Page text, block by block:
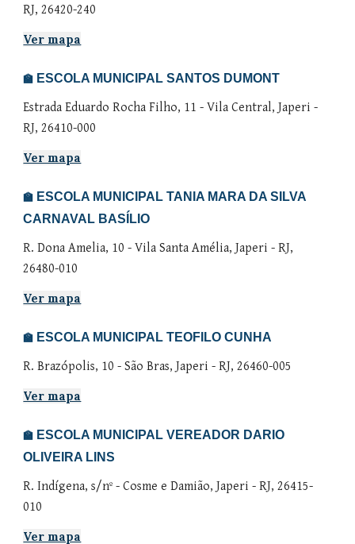
RJ, 26420-240
Ver mapa
🏫 ESCOLA MUNICIPAL SANTOS DUMONT
Estrada Eduardo Rocha Filho, 11 - Vila Central, Japeri -
RJ, 26410-000
Ver mapa
🏫 ESCOLA MUNICIPALTANIA MARA DA SILVA
CARNAVAL BASÍLIO
R. Dona Amelia, 10 -Vila Santa Amélia, Japeri - RJ,
26480-010
Ver mapa
🏫 ESCOLA MUNICIPAL TEOFILO CUNHA
R. Brazópolis, 10 - São Bras, Japeri - RJ, 26460-005
Ver mapa
🏫 ESCOLA MUNICIPAL VEREADOR DARIO
OLIVEIRA LINS
R. Indígena, s/nº - Cosme e Damião, Japeri - RJ, 26415-
010
Ver mapa